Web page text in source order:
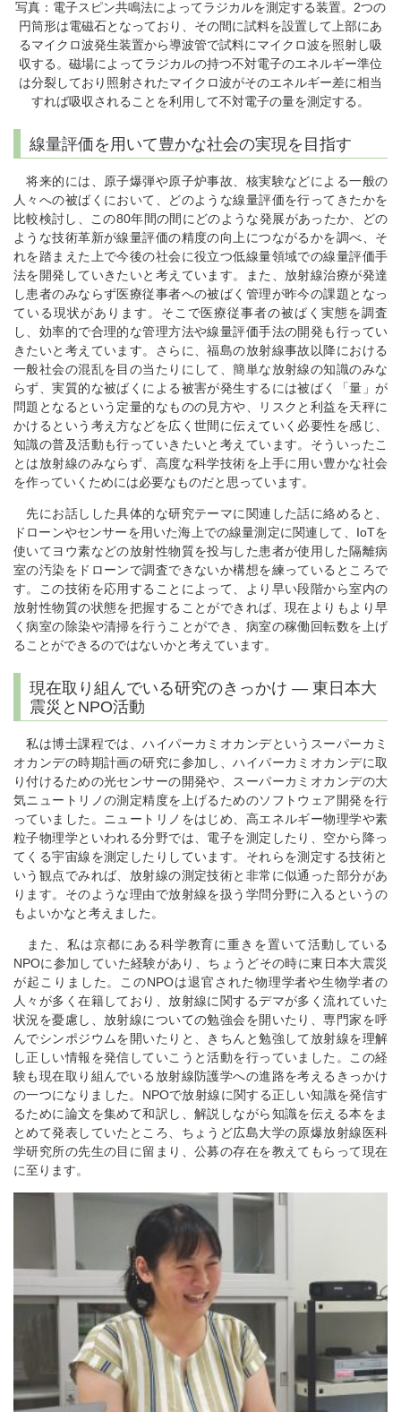
写真：電子スピン共鳴法によってラジカルを測定する装置。2つの
円筒形は電磁石となっており、その間に試料を設置して上部にあ
るマイクロ波発生装置から導波管で試料にマイクロ波を照射し吸
収する。磁場によってラジカルの持つ不対電子のエネルギー準位
は分裂しており照射されたマイクロ波がそのエネルギー差に相当
すれば吸収されることを利用して不対電子の量を測定する。
線量評価を用いて豊かな社会の実現を目指す
将来的には、原子爆弾や原子炉事故、核実験などによる一般の
人々への被ばくにおいて、どのような線量評価を行ってきたかを
比較検討し、この80年間の間にどのような発展があったか、どの
ような技術革新が線量評価の精度の向上につながるかを調べ、そ
れを踏まえた上で今後の社会に役立つ低線量領域での線量評価手
法を開発していきたいと考えています。また、放射線治療が発達
し患者のみならず医療従事者への被ばく管理が昨今の課題となっ
ている現状があります。そこで医療従事者の被ばく実態を調査
し、効率的で合理的な管理方法や線量評価手法の開発も行ってい
きたいと考えています。さらに、福島の放射線事故以降における
一般社会の混乱を目の当たりにして、簡単な放射線の知識のみな
らず、実質的な被ばくによる被害が発生するには被ばく「量」が
問題となるという定量的なものの見方や、リスクと利益を天秤に
かけるという考え方などを広く世間に伝えていく必要性を感じ、
知識の普及活動も行っていきたいと考えています。そういったこ
とは放射線のみならず、高度な科学技術を上手に用い豊かな社会
を作っていくためには必要なものだと思っています。
先にお話しした具体的な研究テーマに関連した話に絡めると、
ドローンやセンサーを用いた海上での線量測定に関連して、IoTを
使いてヨウ素などの放射性物質を投与した患者が使用した隔離病
室の汚染をドローンで調査できないか構想を練っているところで
す。この技術を応用することによって、より早い段階から室内の
放射性物質の状態を把握することができれば、現在よりもより早
く病室の除染や清掃を行うことができ、病室の稼働回転数を上げ
ることができるのではないかと考えています。
現在取り組んでいる研究のきっかけ ― 東日本大
震災とNPO活動
私は博士課程では、ハイパーカミオカンデというスーパーカミ
オカンデの時期計画の研究に参加し、ハイパーカミオカンデに取
り付けるための光センサーの開発や、スーパーカミオカンデの大
気ニュートリノの測定精度を上げるためのソフトウェア開発を行
っていました。ニュートリノをはじめ、高エネルギー物理学や素
粒子物理学といわれる分野では、電子を測定したり、空から降っ
てくる宇宙線を測定したりしています。それらを測定する技術と
いう観点でみれば、放射線の測定技術と非常に似通った部分があ
ります。そのような理由で放射線を扱う学問分野に入るというの
もよいかなと考えました。
また、私は京都にある科学教育に重きを置いて活動している
NPOに参加していた経験があり、ちょうどその時に東日本大震災
が起こりました。このNPOは退官された物理学者や生物学者の
人々が多く在籍しており、放射線に関するデマが多く流れていた
状況を憂慮し、放射線についての勉強会を開いたり、専門家を呼
んでシンポジウムを開いたりと、きちんと勉強して放射線を理解
し正しい情報を発信していこうと活動を行っていました。この経
験も現在取り組んでいる放射線防護学への進路を考えるきっかけ
の一つになりました。NPOで放射線に関する正しい知識を発信す
るために論文を集めて和訳し、解説しながら知識を伝える本をま
とめて発表していたところ、ちょうど広島大学の原爆放射線医科
学研究所の先生の目に留まり、公募の存在を教えてもらって現在
に至ります。